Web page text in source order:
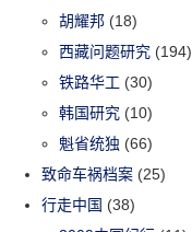
胡耀邦 (18)
西藏问题研究 (194)
铁路华工 (30)
韩国研究 (10)
魁省统独 (66)
致命车祸档案 (25)
行走中国 (38)